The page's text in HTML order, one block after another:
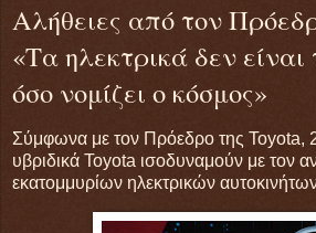
Αλήθειες από τον
«Τα ηλεκτρικά δεν
όσο νομίζει ο κόσμος»
Σύμφωνα με τον Πρόεδρο της Toyota,
υβριδικά Toyota ισοδυναμούν με τον
εκατομμυρίων ηλεκτρικών